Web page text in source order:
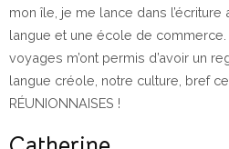
mon île, je me lance dans
langue et une école de
voyages m’ont permis d’avoir un
langue créole, notre culture, bref
RÉUNIONNAISES !